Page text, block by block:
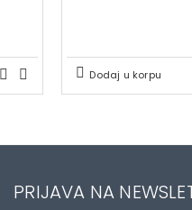
Dodaj u korpu
PRIJAVA NA